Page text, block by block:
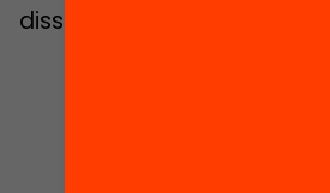
dissimilitud). Font: Síndic